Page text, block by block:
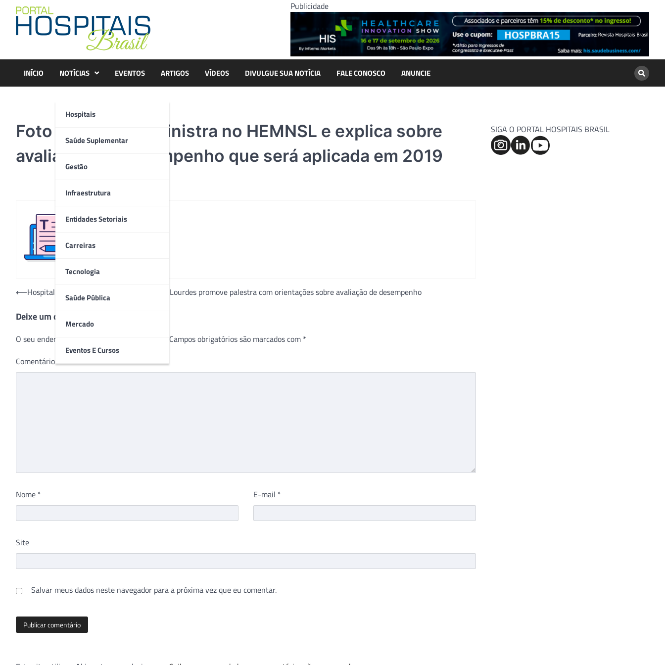
content
Publicidade
INÍCIO NOTÍCIAS
Hospitais
Saúde Suplementar
Gestão
Infraestrutura
Entidades Setoriais
Carreiras
Tecnologia
Saúde Pública
Mercado
Eventos E Cursos
EVENTOS ARTIGOS VÍDEOS DIVULGUE SUA NOTÍCIA FALE CONOSCO ANUNCIE
Foto – Psicóloga ministra no HEMNSL e explica sobre
avaliação de desempenho que será aplicada em 2019
Navegação
Post
⟵Hospital e Maternidade Nossa Senhora de Lourdes promove palestra com orientações sobre avaliação de desempenho
Deixe um comentário
O seu endereço de e-mail não será publicado. Campos obrigatórios são marcados com *
Comentário*
Nome * E-mail *
Site
Salvar meus dados neste navegador para a próxima vez que eu comentar.
SIGA O PORTAL HOSPITAIS BRASIL